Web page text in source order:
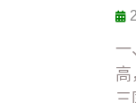
一
高